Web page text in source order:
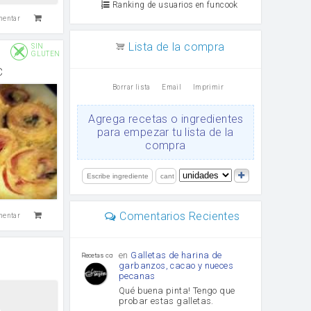
SIN
GLUTEN
Ranking de usuarios en funcook
Lista de la compra
Borrar lista Email Imprimir
Agrega recetas o ingredientes
para empezar tu lista de la
compra
Comentarios Recientes
Recetas con sazon
en Galletas de harina de
garbanzos, cacao y nueces
pecanas
Qué buena pinta! Tengo que
probar estas galletas.